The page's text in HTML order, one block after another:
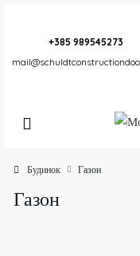
+385 989545273
Будинок Газон
Газон